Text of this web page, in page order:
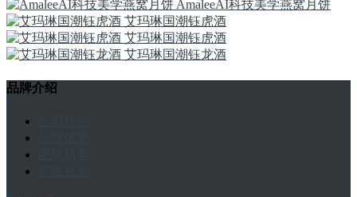
AmaleeAI科技美学燕窝月饼
艾玛琳国潮钰虎酒
艾玛琳国潮钰虎酒
艾玛琳国潮钰龙酒
品牌介绍